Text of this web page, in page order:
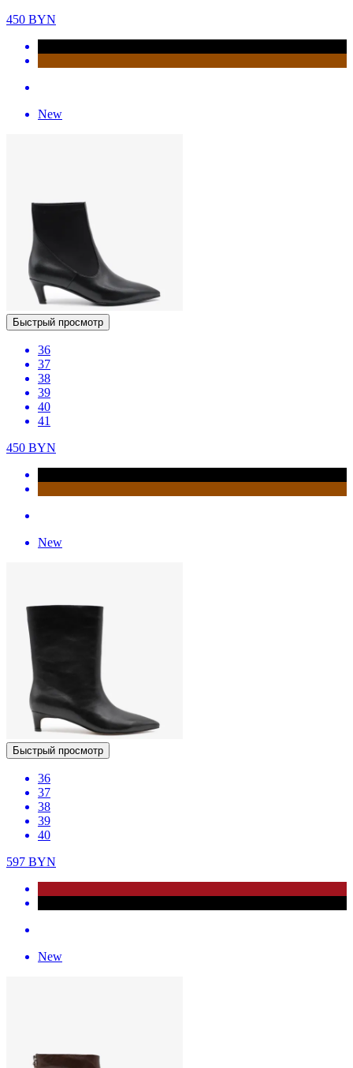
450 BYN
New
Быстрый просмотр
36
37
38
39
40
41
450 BYN
New
Быстрый просмотр
36
37
38
39
40
597 BYN
New